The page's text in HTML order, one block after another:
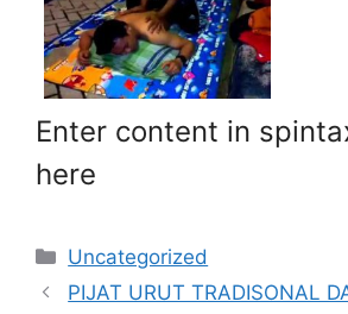
Enter content in
here
Kategori
Uncategorized
PIJAT URUT TRADISONAL